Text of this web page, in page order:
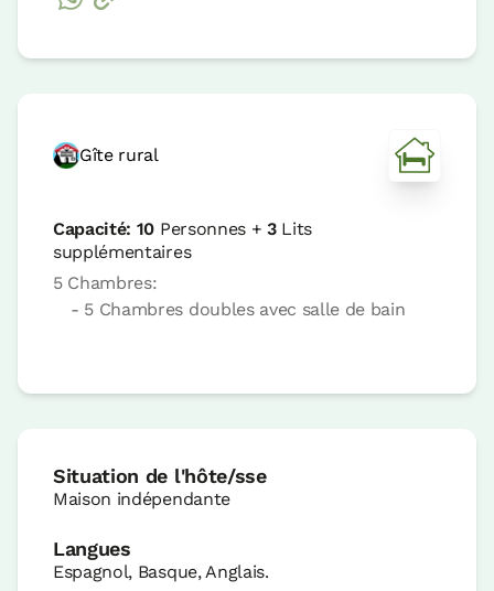
Gîte rural
Capacité: 10 Personnes +3Lits
supplémentaires
5 Chambres:
- 5 Chambres doubles avec salle de bain
Situation de l'hôte/sse
Maison indépendante
Langues
Espagnol, Basque, Anglais.